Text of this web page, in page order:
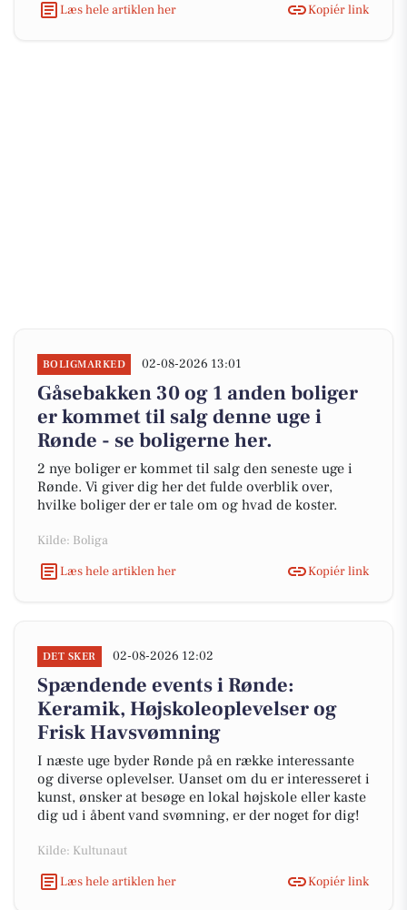
Læs hele artiklen her Kopiér link
BOLIGMARKED 02-08-2026 13:01
Gåsebakken 30 og 1 anden boliger
er kommet til salg denne uge i
Rønde - se boligerne her.
2 nye boliger er kommet til salg den seneste uge i
Rønde. Vi giver dig her det fulde overblik over,
hvilke boliger der er tale om og hvad de koster.
Kilde: Boliga
Læs hele artiklen her
Kopiér link
DET SKER 02-08-2026 12:02
Spændende events i Rønde:
Keramik, Højskoleoplevelser og
Frisk Havsvømning
I næste uge byder Rønde på en række interessante
og diverse oplevelser. Uanset om du er interesseret i
kunst, ønsker at besøge en lokal højskole eller kaste
dig ud i åbent vand svømning, er der noget for dig!
Kilde: Kultunaut
Læs hele artiklen her
Kopiér link